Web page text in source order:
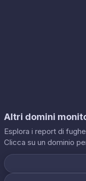
Altri domini
Esplora i report di
Clicca su un dominio